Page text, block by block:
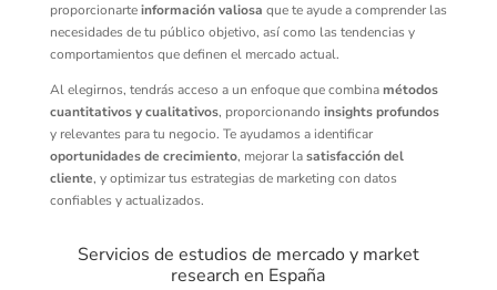
proporcionarteinformación valiosa que te ayude a comprender las
necesidades de tu público objetivo, así como las tendencias y
comportamientos que definen el mercado actual.
Al elegirnos, tendrás acceso a un enfoque que combinamétodos
cuantitativos y cualitativos, proporcionando insights profundos
y relevantes para tu negocio. Te ayudamos a identificar
oportunidades de crecimiento, mejorar lasatisfacción del
cliente, y optimizar tus estrategias de marketing con datos
confiables y actualizados.
Servicios de estudios de mercado y market
research en España